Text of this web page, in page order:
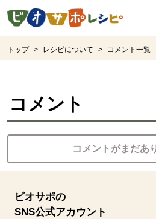
ページの先頭です。
トップ > レシピについて > コメント一覧
コメント
コメントがまだあ
ビオサポの
SNS公式アカウント